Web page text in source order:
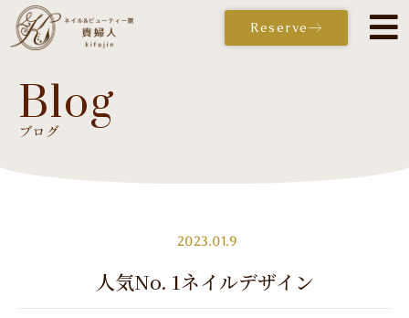
Reserve
Blog
ブログ
2023.01.9
人気No. 1ネイルデザイン